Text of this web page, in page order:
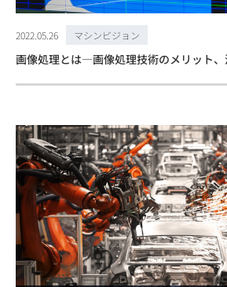
2022.05.26 マシンビジョン
画像処理とは―画像処理技術のメリット